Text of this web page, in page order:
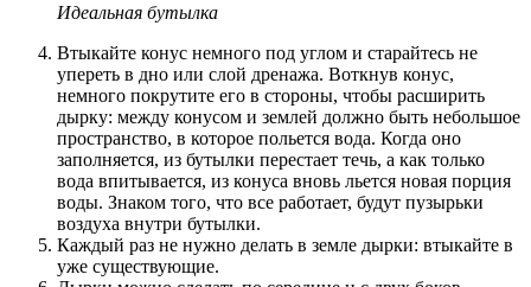
Идеальная бутылка
Втыкайте конус немного под углом и старайтесь не
упереть в дно или слой дренажа. Воткнув конус,
немного покрутите его в стороны, чтобы расширить
дырку: между конусом и землей должно быть небольшое
пространство, в которое польется вода. Когда оно
заполняется, из бутылки перестает течь, а как только
вода впитывается, из конуса вновь льется новая порция
воды. Знаком того, что все работает, будут пузырьки
воздуха внутри бутылки.
Каждый раз не нужно делать в земле дырки: втыкайте в
уже существующие.